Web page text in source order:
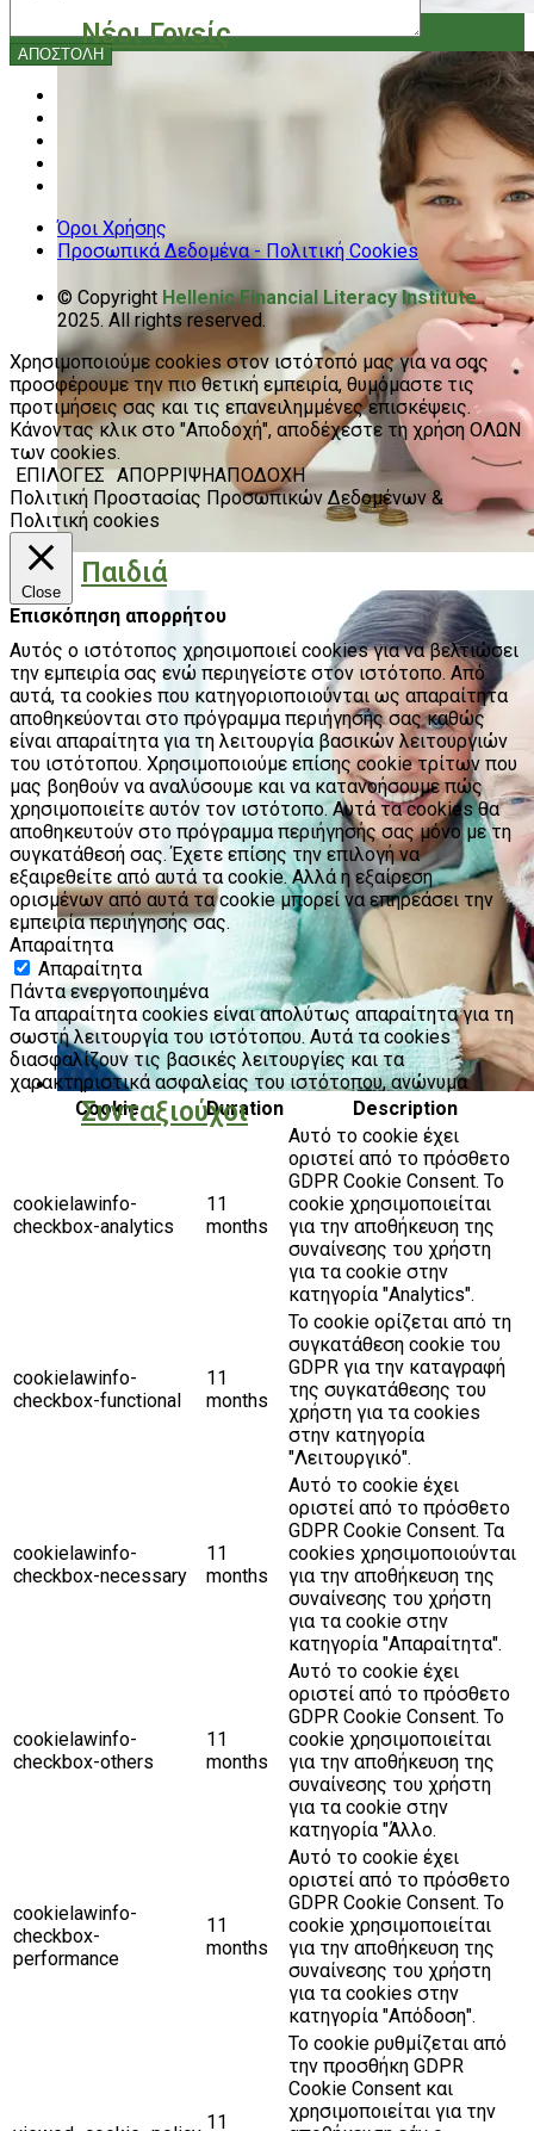
Νέοι Γονείς
Παιδιά
Συνταξιούχοι
Όροι Χρήσης
Προσωπικά Δεδομένα - Πολιτική Cookies
© Copyright Hellenic Financial Literacy Institute
2025. All rights reserved.
Χρησιμοποιούμε cookies στον ιστότοπό μας για να σας
προσφέρουμε την πιο θετική εμπειρία, θυμόμαστε τις
προτιμήσεις σας και τις επανειλημμένες επισκέψεις.
Κάνοντας κλικ στο "Αποδοχή", αποδέχεστε τη χρήση ΟΛΩΝ
των cookies.
ΕΠΙΛΟΓΕΣ ΑΠΟΡΡΙΨΗΑΠΟΔΟΧΗ
Πολιτική Προστασίας Προσωπικών Δεδομένων &
Πολιτική cookies
Close
Επισκόπηση απορρήτου
Αυτός ο ιστότοπος χρησιμοποιεί cookies για να βελτιώσει
την εμπειρία σας ενώ περιηγείστε στον ιστότοπο. Από
αυτά, τα cookies που κατηγοριοποιούνται ως απαραίτητα
αποθηκεύονται στο πρόγραμμα περιήγησής σας καθώς
είναι απαραίτητα για τη λειτουργία βασικών λειτουργιών
του ιστότοπου. Χρησιμοποιούμε επίσης cookie τρίτων που
μας βοηθούν να αναλύσουμε και να κατανοήσουμε πώς
χρησιμοποιείτε αυτόν τον ιστότοπο. Αυτά τα cookies θα
αποθηκευτούν στο πρόγραμμα περιήγησής σας μόνο με τη
συγκατάθεσή σας. Έχετε επίσης την επιλογή να
εξαιρεθείτε από αυτά τα cookie. Αλλά η εξαίρεση
ορισμένων από αυτά τα cookie μπορεί να επηρεάσει την
εμπειρία περιήγησής σας.
Απαραίτητα
Απαραίτητα
Πάντα ενεργοποιημένα
Τα απαραίτητα cookies είναι απολύτως απαραίτητα για τη
σωστή λειτουργία του ιστότοπου. Αυτά τα cookies
διασφαλίζουν τις βασικές λειτουργίες και τα
χαρακτηριστικά ασφαλείας του ιστότοπου, ανώνυμα.
Cookie
Duration Description
cookielawinfo-
checkbox-analytics
11
months
Αυτό το cookie έχει
οριστεί από το πρόσθετο
GDPR Cookie Consent. Το
cookie χρησιμοποιείται
για την αποθήκευση της
συναίνεσης του χρήστη
για τα cookie στην
κατηγορία "Analytics".
cookielawinfo-
checkbox-functional
11
months
Το cookie ορίζεται από τη
συγκατάθεση cookie του
GDPR για την καταγραφή
της συγκατάθεσης του
χρήστη για τα cookies
στην κατηγορία
"Λειτουργικό".
cookielawinfo-
checkbox-necessary
11
months
Αυτό το cookie έχει
οριστεί από το πρόσθετο
GDPR Cookie Consent. Τα
cookies χρησιμοποιούνται
για την αποθήκευση της
συναίνεσης του χρήστη
για τα cookie στην
κατηγορία "Απαραίτητα".
cookielawinfo-
checkbox-others
11
months
Αυτό το cookie έχει
οριστεί από το πρόσθετο
GDPR Cookie Consent. Το
cookie χρησιμοποιείται
για την αποθήκευση της
συναίνεσης του χρήστη
για τα cookie στην
κατηγορία "Άλλο.
cookielawinfo-
checkbox-
performance
11
months
Αυτό το cookie έχει
οριστεί από το πρόσθετο
GDPR Cookie Consent. Το
cookie χρησιμοποιείται
για την αποθήκευση της
συναίνεσης του χρήστη
για τα cookies στην
κατηγορία "Απόδοση".
11
Το cookie ρυθμίζεται από
την προσθήκη GDPR
Cookie Consent και
χρησιμοποιείται για την